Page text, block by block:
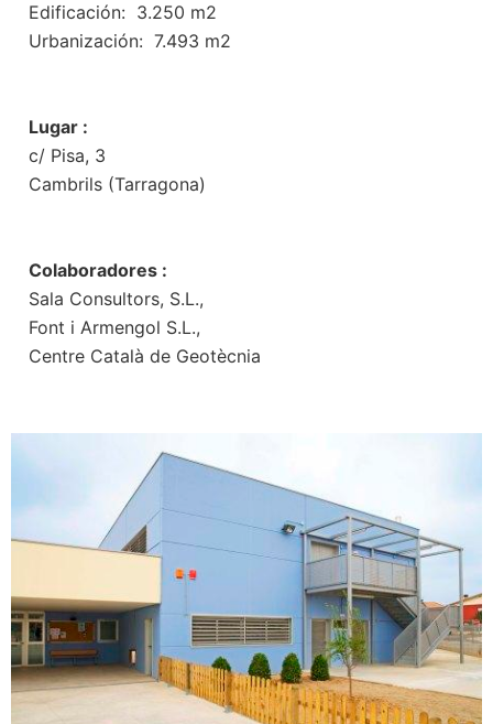
Edificación: 3.250 m2
Urbanización: 7.493 m2
Lugar :
c/ Pisa, 3
Cambrils (Tarragona)
Colaboradores :
Sala Consultors, S.L.,
Font i Armengol S.L.,
Centre Català de Geotècnia